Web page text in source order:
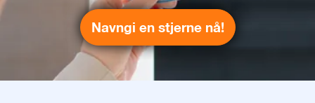
Navngi en stjerne nå!